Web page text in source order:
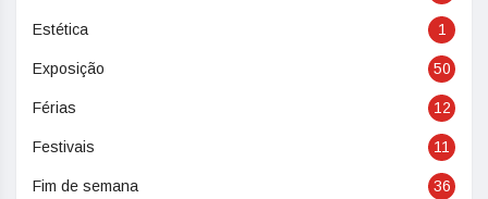
Estética 1
Exposição 50
Férias 12
Festivais 11
Fim de semana 36